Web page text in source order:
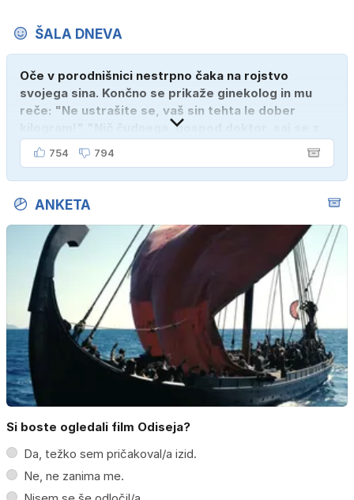
ŠALA DNEVA
Oče v porodnišnici nestrpno čaka na rojstvo
svojega sina. Končno se prikaže ginekolog in mu
reče: "Ne ustrašite se, vaš sin tehta le dober
kilogram!" "Nič čudnega, gospod doktor, saj se z
ženo poznava šele tri mesece."
754 794
ANKETA
Si boste ogledali film Odiseja?
Da, težko sem pričakoval/a izid.
Ne, ne zanima me.